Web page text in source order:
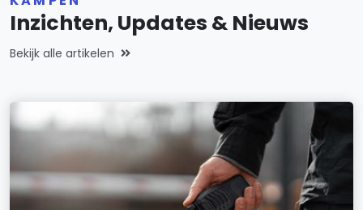
Inzichten, Updates & Nieuws
Bekijk alle artikelen